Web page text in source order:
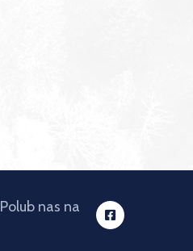
Polub nas na